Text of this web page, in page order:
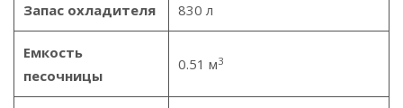
Запас охладителя 830 л
Емкость
песочницы
0.51 м3